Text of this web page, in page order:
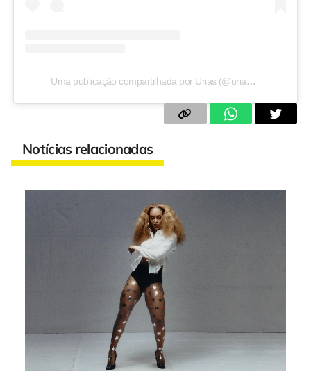
Uma publicação compartilhada por Urias (@uriasss)
Notícias relacionadas